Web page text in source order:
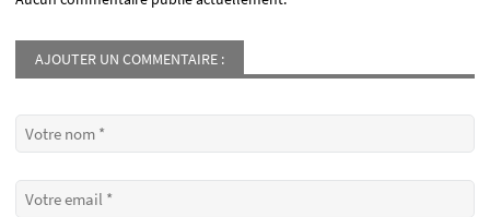
AJOUTER UN COMMENTAIRE :